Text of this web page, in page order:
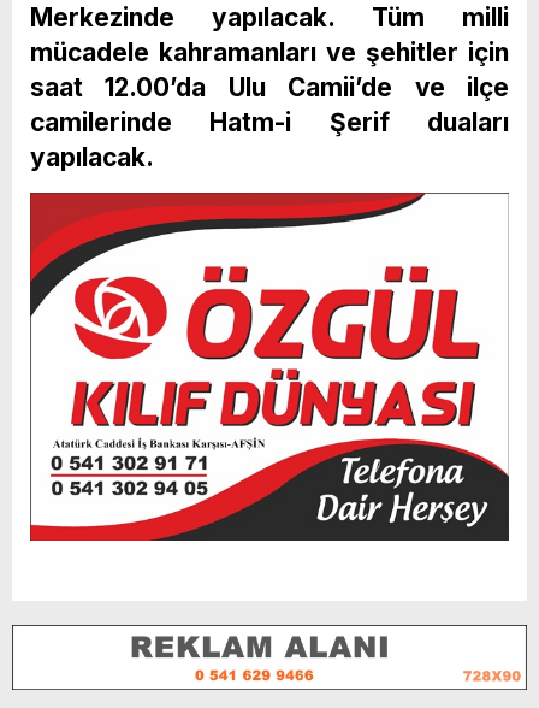
Merkezinde yapılacak. Tüm milli
mücadele kahramanları ve şehitler için
saat 12.00’da Ulu Camii’de ve ilçe
camilerinde Hatm-i Şerif duaları
yapılacak.